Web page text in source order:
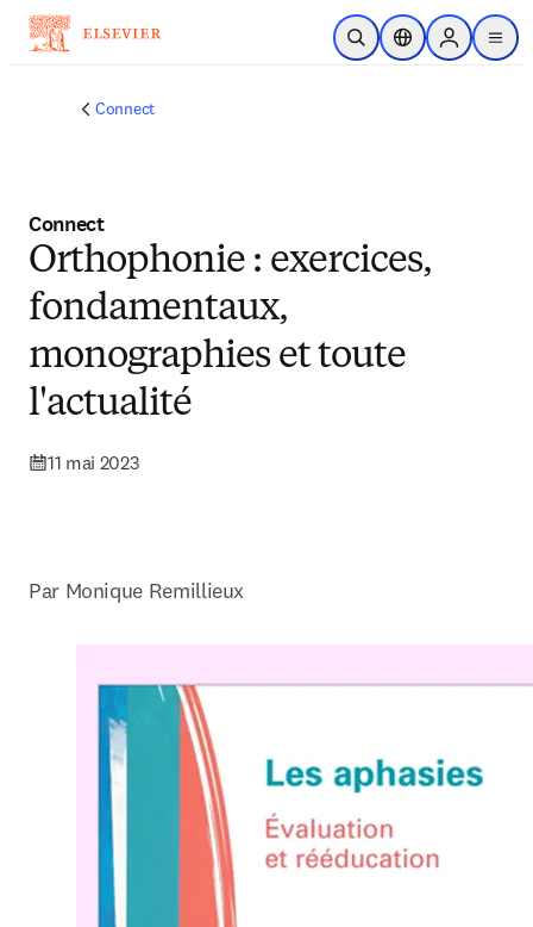
Passer au contenu principal
Ouvrir la recherche
Sélecteur de
Sign in to
menu
Connect
Connect
Orthophonie : exercices,
fondamentaux,
monographies et toute
l'actualité
11 mai 2023
Par Monique Remillieux